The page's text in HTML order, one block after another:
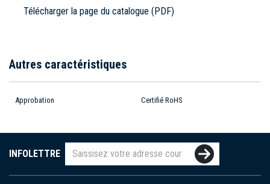
Télécharger la page du catalogue (PDF)
Autres caractéristiques
Approbation Certifié RoHS
INFOLETTRE